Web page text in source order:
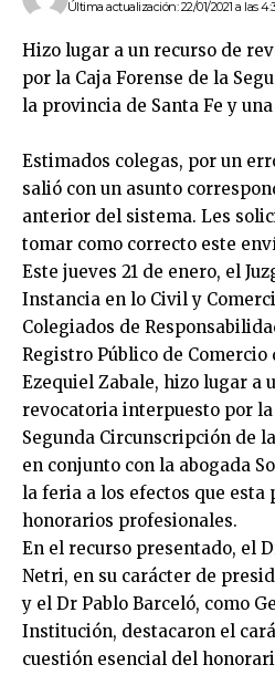
Última actualización: 22/01/2021 a las
Hizo lugar a un recurso de
por la Caja Forense de la
la provincia de Santa Fe y
Estimados colegas, por un
salió con un asunto
anterior del sistema. Les
tomar como correcto este
Este jueves 21 de enero, el
Instancia en lo Civil y
Colegiados de
Registro Público de
Ezequiel Zabale, hizo lugar a
revocatoria interpuesto por la
Segunda Circunscripción de
en conjunto con la abogada
la feria a los efectos que esta
honorarios profesionales.
En el recurso presentado, el
Netri, en su carácter de
y el Dr Pablo Barceló, como
Institución, destacaron el
cuestión esencial del